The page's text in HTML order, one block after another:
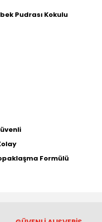
Pudrası Kokulu
Formülü